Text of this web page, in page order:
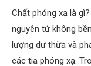
Chất phóng xạ là
nguyên tử không
lượng dư thừa và
các tia phóng xạ.